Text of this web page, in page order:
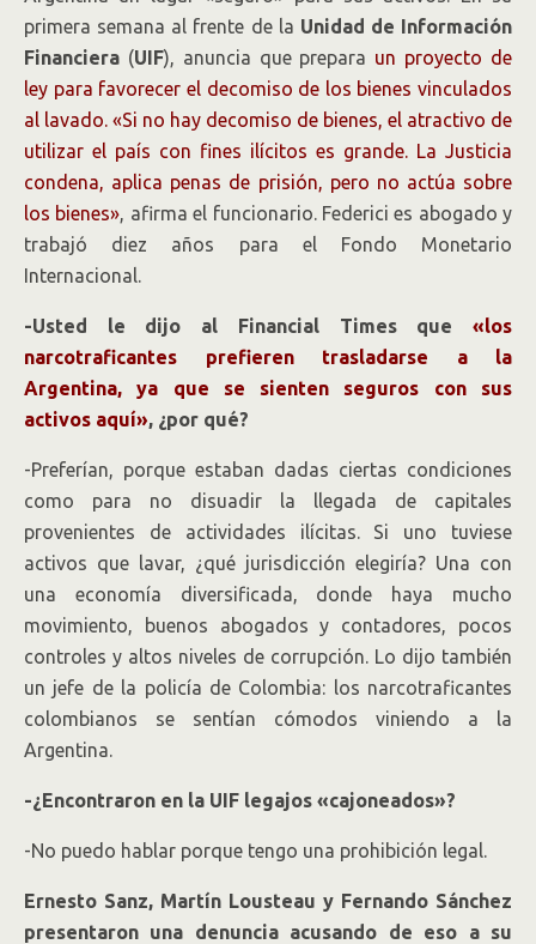
primera semana al frente de la Unidad de Información
Financiera (UIF), anuncia que prepara un proyecto de
ley para favorecer el decomiso de los bienes vinculados
al lavado. «Si no hay decomiso de bienes, el atractivo de
utilizar el país con fines ilícitos es grande. La Justicia
condena, aplica penas de prisión, pero no actúa sobre
los bienes», afirma el funcionario. Federici es abogado y
trabajó diez años para el Fondo Monetario
Internacional.
-Usted le dijo al Financial Times que «los
narcotraficantes prefieren trasladarse a la
Argentina, ya que se sienten seguros con sus
activos aquí», ¿por qué?
-Preferían, porque estaban dadas ciertas condiciones
como para no disuadir la llegada de capitales
provenientes de actividades ilícitas. Si uno tuviese
activos que lavar, ¿qué jurisdicción elegiría? Una con
una economía diversificada, donde haya mucho
movimiento, buenos abogados y contadores, pocos
controles y altos niveles de corrupción. Lo dijo también
un jefe de la policía de Colombia: los narcotraficantes
colombianos se sentían cómodos viniendo a la
Argentina.
-¿Encontraron en la UIF legajos «cajoneados»?
-No puedo hablar porque tengo una prohibición legal.
Ernesto Sanz, Martín Lousteau y Fernando Sánchez
presentaron una denuncia acusando de eso a su